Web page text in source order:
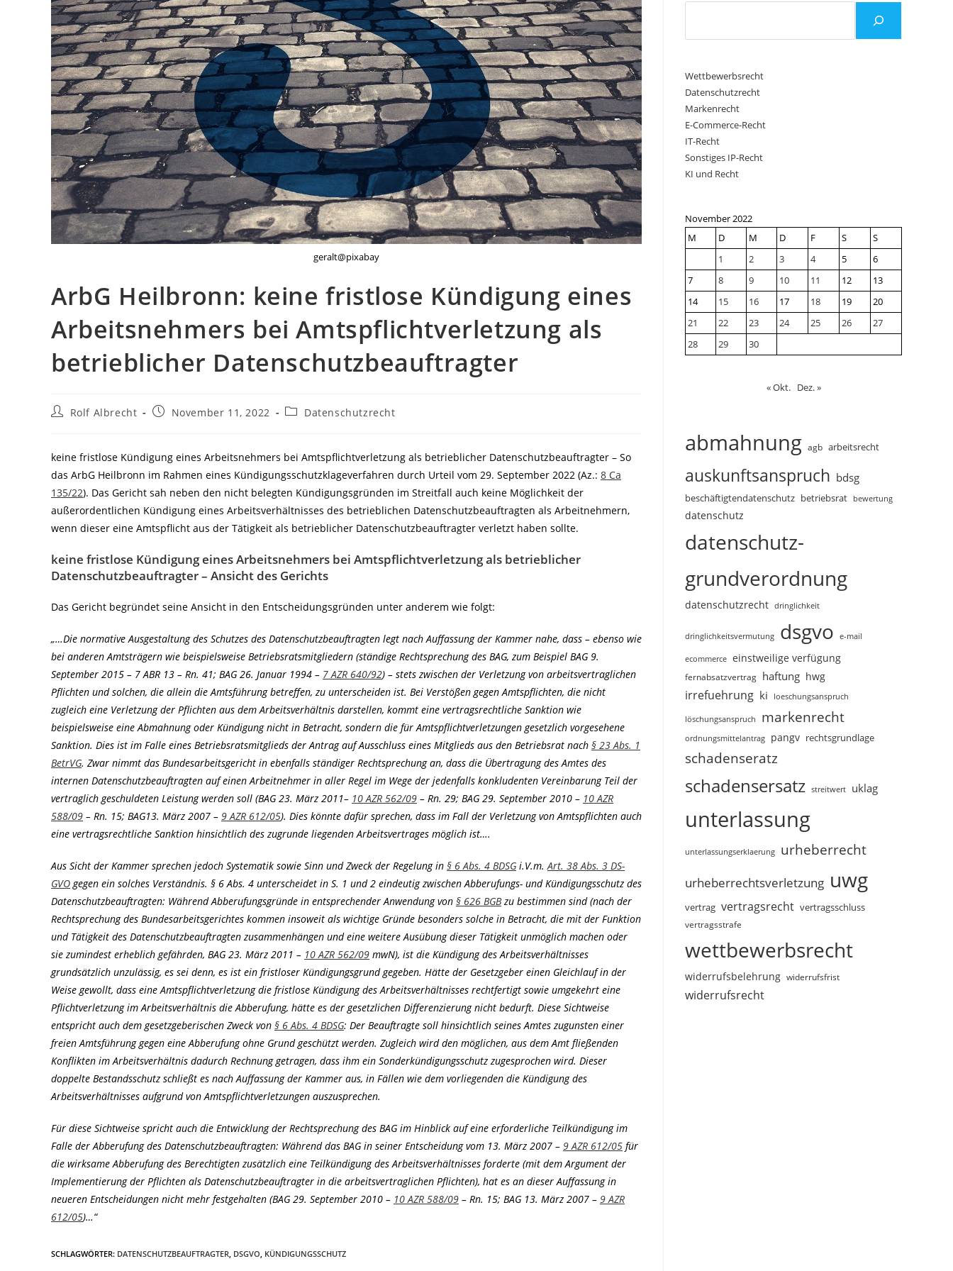
geralt@pixabay
ArbG Heilbronn: keine fristlose Kündigung eines
Arbeitsnehmers bei Amtspflichtverletzung als
betrieblicher Datenschutzbeauftragter
Beitrags-
Rolf Albrecht
BeitragNovember 11, 2022
Beitrags-
Datenschutzrecht
keine fristlose Kündigung eines Arbeitsnehmers bei Amtspflichtverletzung als betrieblicher Datenschutzbeauftragter – So
das ArbG Heilbronn im Rahmen eines Kündigungsschutzklageverfahren durch Urteil vom 29. September 2022 (Az.: 8 Ca
135/22). Das Gericht sah neben den nicht belegten Kündigungsgründen im Streitfall auch keine Möglichkeit der
außerordentlichen Kündigung eines Arbeitsverhältnisses des betrieblichen Datenschutzbeauftragten als Arbeitnehmern,
wenn dieser eine Amtspflicht aus der Tätigkeit als betrieblicher Datenschutzbeauftragter verletzt haben sollte.
keine fristlose Kündigung eines Arbeitsnehmers bei Amtspflichtverletzung als betrieblicher
Datenschutzbeauftragter – Ansicht des Gerichts
Das Gericht begründet seine Ansicht in den Entscheidungsgründen unter anderem wie folgt:
„…Die normative Ausgestaltung des Schutzes des Datenschutzbeauftragten legt nach Auffassung der Kammer nahe, dass – ebenso wie
bei anderen Amtsträgern wie beispielsweise Betriebsratsmitgliedern (ständige Rechtsprechung des BAG, zum Beispiel BAG 9.
September 2015 – 7 ABR 13 – Rn. 41; BAG 26. Januar 1994 – 7 AZR 640/92) – stets zwischen der Verletzung von arbeitsvertraglichen
Pflichten und solchen, die allein die Amtsführung betreffen, zu unterscheiden ist. Bei Verstößen gegen Amtspflichten, die nicht
zugleich eine Verletzung der Pflichten aus dem Arbeitsverhältnis darstellen, kommt eine vertragsrechtliche Sanktion wie
beispielsweise eine Abmahnung oder Kündigung nicht in Betracht, sondern die für Amtspflichtverletzungen gesetzlich vorgesehene
Sanktion. Dies ist im Falle eines Betriebsratsmitglieds der Antrag auf Ausschluss eines Mitglieds aus den Betriebsrat nach § 23 Abs. 1
BetrVG. Zwar nimmt das Bundesarbeitsgericht in ebenfalls ständiger Rechtsprechung an, dass die Übertragung des Amtes des
internen Datenschutzbeauftragten auf einen Arbeitnehmer in aller Regel im Wege der jedenfalls konkludenten Vereinbarung Teil der
vertraglich geschuldeten Leistung werden soll (BAG 23. März 2011– 10 AZR 562/09 – Rn. 29; BAG 29. September 2010 – 10 AZR
588/09 – Rn. 15; BAG13. März 2007 – 9 AZR 612/05). Dies könnte dafür sprechen, dass im Fall der Verletzung von Amtspflichten auch
eine vertragsrechtliche Sanktion hinsichtlich des zugrunde liegenden Arbeitsvertrages möglich ist….
Aus Sicht der Kammer sprechen jedoch Systematik sowie Sinn und Zweck der Regelung in § 6 Abs. 4 BDSG i.V.m. Art. 38 Abs. 3 DS-
GVO gegen ein solches Verständnis. § 6 Abs. 4 unterscheidet in S. 1 und 2 eindeutig zwischen Abberufungs- und Kündigungsschutz des
Datenschutzbeauftragten: Während Abberufungsgründe in entsprechender Anwendung von § 626 BGBzu bestimmen sind (nach der
Rechtsprechung des Bundesarbeitsgerichtes kommen insoweit als wichtige Gründe besonders solche in Betracht, die mit der Funktion
und Tätigkeit des Datenschutzbeauftragten zusammenhängen und eine weitere Ausübung dieser Tätigkeit unmöglich machen oder
sie zumindest erheblich gefährden, BAG 23. März 2011 – 10 AZR 562/09 mwN), ist die Kündigung des Arbeitsverhältnisses
grundsätzlich unzulässig, es sei denn, es ist ein fristloser Kündigungsgrund gegeben. Hätte der Gesetzgeber einen Gleichlauf in der
Weise gewollt, dass eine Amtspflichtverletzung die fristlose Kündigung des Arbeitsverhältnisses rechtfertigt sowie umgekehrt eine
Pflichtverletzung im Arbeitsverhältnis die Abberufung, hätte es der gesetzlichen Differenzierung nicht bedurft. Diese Sichtweise
entspricht auch dem gesetzgeberischen Zweck von § 6 Abs. 4 BDSG: Der Beauftragte soll hinsichtlich seines Amtes zugunsten einer
freien Amtsführung gegen eine Abberufung ohne Grund geschützt werden. Zugleich wird den möglichen, aus dem Amt fließenden
Konflikten im Arbeitsverhältnis dadurch Rechnung getragen, dass ihm ein Sonderkündigungsschutz zugesprochen wird. Dieser
doppelte Bestandsschutz schließt es nach Auffassung der Kammer aus, in Fällen wie dem vorliegenden die Kündigung des
Arbeitsverhältnisses aufgrund von Amtspflichtverletzungen auszusprechen.
Für diese Sichtweise spricht auch die Entwicklung der Rechtsprechung des BAG im Hinblick auf eine erforderliche Teilkündigung im
Falle der Abberufung des Datenschutzbeauftragten: Während das BAG in seiner Entscheidung vom 13. März 2007 – 9 AZR 612/05 für
die wirksame Abberufung des Berechtigten zusätzlich eine Teilkündigung des Arbeitsverhältnisses forderte (mit dem Argument der
Implementierung der Pflichten als Datenschutzbeauftragter in die arbeitsvertraglichen Pflichten), hat es an dieser Auffassung in
neueren Entscheidungen nicht mehr festgehalten (BAG 29. September 2010 – 10 AZR 588/09 – Rn. 15; BAG 13. März 2007 – 9 AZR
612/05)…“
SCHLAGWÖRTER: DATENSCHUTZBEAUFTRAGTER DSGVO KÜNDIGUNGSSCHUTZ
Wettbewerbsrecht
Datenschutzrecht
Markenrecht
E-Commerce-Recht
IT-Recht
Sonstiges IP-Recht
KI und Recht
November 2022
M
D M D F S
S
1
2 3 4 5
6
7
8 9 10 11 12
13
14
15 16 17 18 19
20
21
22 23 24 25 26
27
28
29 30
« Okt. Dez. »
abmahnung agb arbeitsrecht
auskunftsanspruch bdsg
beschäftigtendatenschutz betriebsrat bewertung
datenschutz
datenschutz-
grundverordnung
datenschutzrecht dringlichkeit
dringlichkeitsvermutung dsgvo e-mail
ecommerce einstweilige verfügung
fernabsatzvertrag haftung hwg
irrefuehrung ki loeschungsanspruch
löschungsanspruch markenrecht
ordnungsmittelantrag pangv rechtsgrundlage
schadenseratz
schadensersatz streitwert uklag
unterlassung
unterlassungserklaerung urheberrecht
urheberrechtsverletzung uwg
vertrag vertragsrecht vertragsschluss
vertragsstrafe
wettbewerbsrecht
widerrufsbelehrung widerrufsfrist
widerrufsrecht